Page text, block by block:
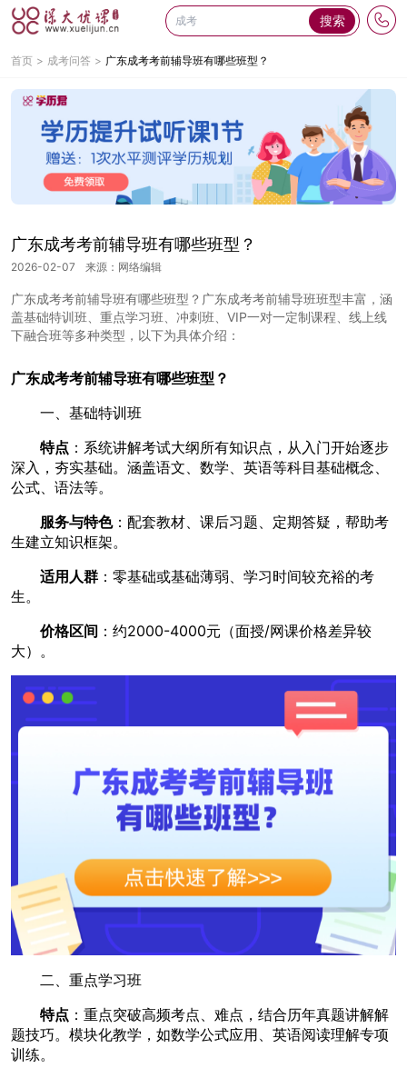
搜索
首页 成考问答 广东成考考前辅导班有哪些班型？
广东成考考前辅导班有哪些班型？
2026-02-07 来源：网络编辑
广东成考考前辅导班有哪些班型？广东成考考前辅导班班型丰富，涵
盖基础特训班、重点学习班、冲刺班、VIP一对一定制课程、线上线
下融合班等多种类型，以下为具体介绍：
广东成考考前辅导班有哪些班型？
一、基础特训班
特点 ：系统讲解考试大纲所有知识点，从入门开始逐步
深入，夯实基础。涵盖语文、数学、英语等科目基础概念、
公式、语法等。
服务与特色：配套教材、课后习题、定期答疑，帮助考
生建立知识框架。
适用人群 ：零基础或基础薄弱、学习时间较充裕的考
生。
价格区间 ：约2000-4000元（面授/网课价格差异较
大）。
二、重点学习班
特点 ：重点突破高频考点、难点，结合历年真题讲解解
题技巧。模块化教学，如数学公式应用、英语阅读理解专项
训练。